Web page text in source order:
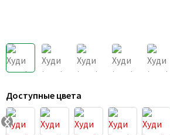
Доступные цвета